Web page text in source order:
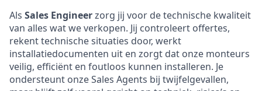
Als Sales Engineerzorg jij voor de technische kwaliteit
van alles wat we verkopen. Jij controleert offertes,
rekent technische situaties door, werkt
installatiedocumenten uit en zorgt dat onze monteurs
veilig, efficiënt en foutloos kunnen installeren. Je
ondersteunt onze Sales Agents bij twijfelgevallen,